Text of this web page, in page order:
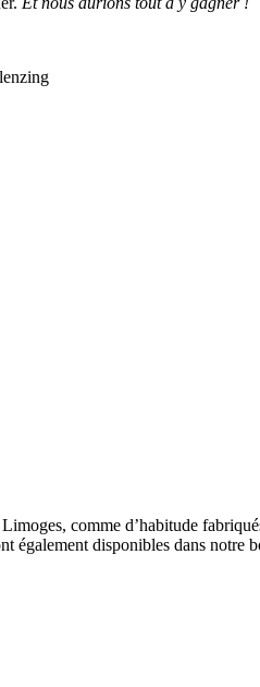
comme d’habitude
également disponibles dans notre